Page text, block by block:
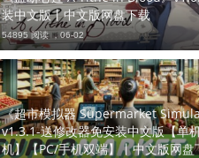
装中文版丨中文版网盘下载
54895 阅读 ，06-02
《超市模拟器 Supermarket
v1.3.1-送修改器免安装中文版【单
机】【PC/手机双端】丨中文版网盘